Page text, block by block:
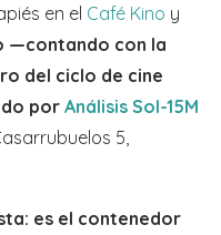
en el Café Kino y
—contando con la
del ciclo de cine
por Análisis Sol-15M
5,
es el contenedor